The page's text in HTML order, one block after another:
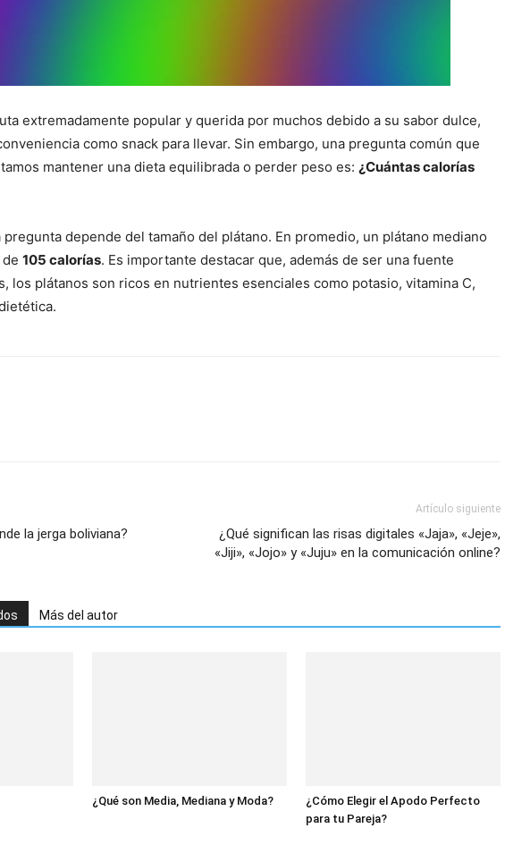
extremadamente popular y querida por muchos debido a su sabor dulce,
como snack para llevar. Sin embargo, una pregunta común que
mantener una dieta equilibrada o perder peso es: ¿Cuántas calorías
pregunta depende del tamaño del plátano. En promedio, un plátano mediano
105 calorías. Es importante destacar que, además de ser una fuente
los plátanos son ricos en nutrientes esenciales como potasio, vitamina C,
la jerga boliviana?
Artículo siguiente
¿Qué significan las risas digitales «Jaja», «Jeje»,
«Jiji», «Jojo» y «Juju» en la comunicación online?
Más del autor
¿Qué son Media, Mediana y Moda?
¿Cómo Elegir el Apodo Perfecto
para tu Pareja?